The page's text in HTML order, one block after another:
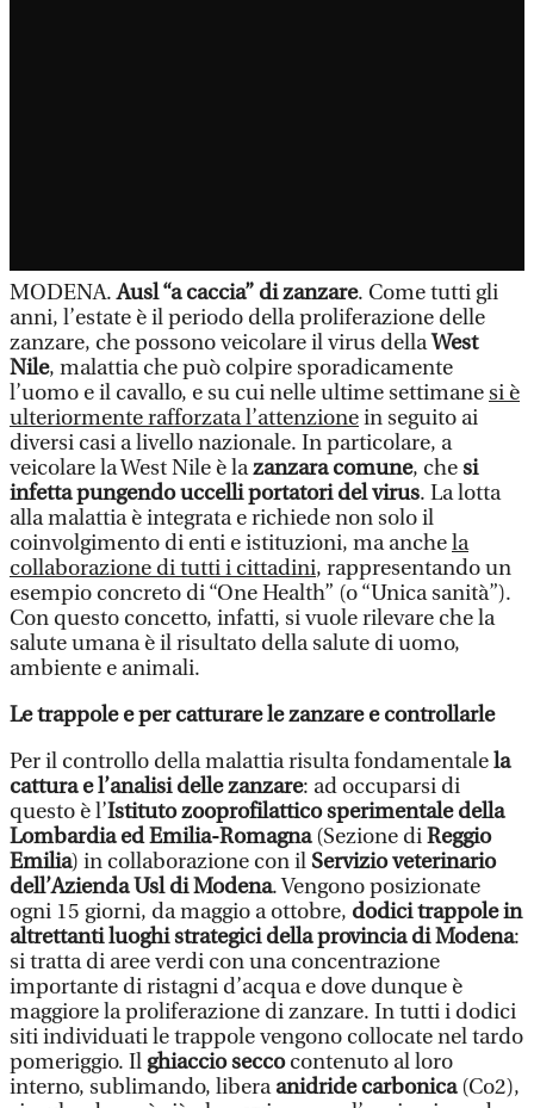
MODENA.Ausl “a caccia” di zanzare. Come tutti gli
anni, l’estate è il periodo della proliferazione delle
zanzare, che possono veicolare il virus dellaWest
Nile, malattia che può colpire sporadicamente
l’uomo e il cavallo, e su cui nelle ultime settimanesi è
ulteriormente rafforzata l’attenzionein seguito ai
diversi casi a livello nazionale. In particolare, a
veicolare la West Nile è lazanzara comune, chesi
infetta pungendo uccelli portatori del virus. La lotta
alla malattia è integrata e richiede non solo il
coinvolgimento di enti e istituzioni, ma anchela
collaborazione di tutti i cittadini, rappresentando un
esempio concreto di “One Health” (o “Unica sanità”).
Con questo concetto, infatti, si vuole rilevare che la
salute umana è il risultato della salute di uomo,
ambiente e animali.
Le trappole e per catturare le zanzare e controllarle
Per il controllo della malattia risulta fondamentalela
cattura e l’analisi delle zanzare: ad occuparsi di
questo è l’Istituto zooprofilattico sperimentale della
Lombardia ed Emilia-Romagna(Sezione diReggio
Emilia) in collaborazione con il Servizio veterinario
dell’Azienda Usl di Modena. Vengono posizionate
ogni 15 giorni, da maggio a ottobre, dodici trappole in
altrettanti luoghi strategici della provincia di Modena:
si tratta di aree verdi con una concentrazione
importante di ristagni d’acqua e dove dunque è
maggiore la proliferazione di zanzare. In tutti i dodici
siti individuati le trappole vengono collocate nel tardo
pomeriggio. Il ghiaccio seccocontenuto al loro
interno, sublimando, liberaanidride carbonica(Co2),